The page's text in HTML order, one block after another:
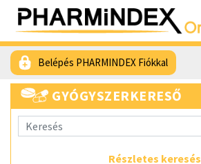
Belépés PHARMINDEX Fiókkal
GYÓGYSZERKERESŐ
Részletes keresés